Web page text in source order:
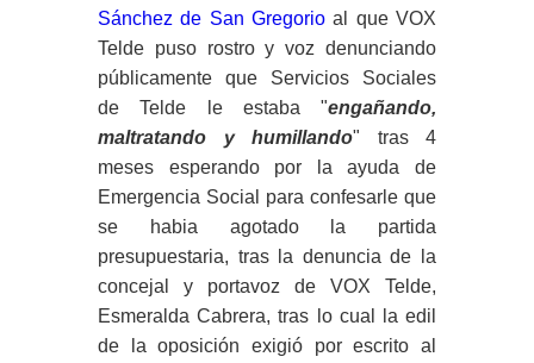
Sánchez de San Gregorioal que VOX
Telde puso rostro y voz denunciando
públicamente que Servicios Sociales
de Telde le estaba "engañando,
maltratando y humillando" tras 4
meses esperando por la ayuda de
Emergencia Social para confesarle que
se habia agotado la partida
presupuestaria, tras la denuncia de la
concejal y portavoz de VOX Telde,
Esmeralda Cabrera, tras lo cual la edil
de la oposición exigió por escrito al